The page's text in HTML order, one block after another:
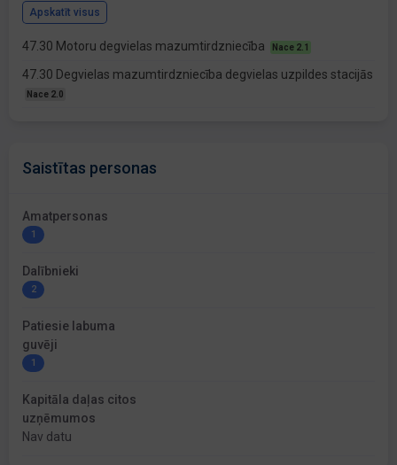
Apskatīt visus
47.30 Motoru degvielas mazumtirdzniecība Nace 2.1
47.30 Degvielas mazumtirdzniecība degvielas uzpildes stacijās
Nace 2.0
Saistītas personas
Amatpersonas
1
Dalībnieki
2
Patiesie labuma
guvēji
1
Kapitāla daļas citos
uzņēmumos
Nav datu